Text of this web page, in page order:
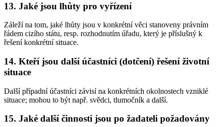
13. Jaké jsou lhůty pro vyřízení
Záleží na tom, jaké lhůty jsou v konkrétní věci stanoveny právním
řádem cizího státu, resp. rozhodnutím úřadu, který je příslušný k
řešení konkrétní situace.
14. Kteří jsou další účastníci (dotčení) řešení životní
situace
Další případní účastníci závisí na konkrétních okolnostech vzniklé
situace; mohou to být např. svědci, tlumočník a další.
15. Jaké další činnosti jsou po žadateli požadovány